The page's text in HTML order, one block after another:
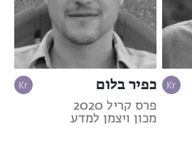
כפיר בלום
פרס קריל 2020
מכון ויצמן למדע